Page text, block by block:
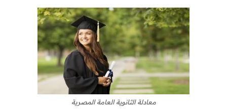
معادلة الثانوية العامة المصرية